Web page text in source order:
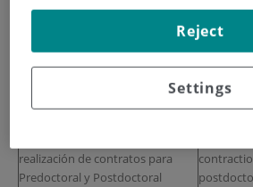
del Instituto de Investigación
Sanitaria Fundación Jiménez Díaz
busca
Contrato de Predoctoral de 1
de duración vinculado al
realización de contratos para
Predoctoral y Postdoctoral
Group of
linked to
Settings
Reject